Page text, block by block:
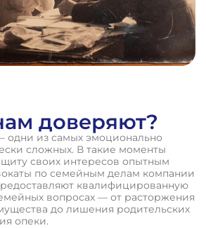
доверяют?
из самых эмоционально
сложных. В такие моменты
своих интересов опытным
по семейным делам компании
квалифицированную
вопросах — от расторжения
до лишения родительских
опеки.